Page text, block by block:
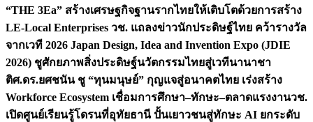
“THE 3Ea” สร้างเศรษฐกิจฐานรากไทยให้เติบโตด้วยการสร้าง
LE-Local Enterprises วช. แถลงข่าวนักประดิษฐ์ไทย คว้ารางวัล
จากเวที 2026 Japan Design, Idea and Invention Expo (JDIE
2026) ชูศักยภาพสิ่งประดิษฐ์นวัตกรรมไทยสู่เวทีนานาชา
ติศ.ดร.ยศชนัน ชู “ทุนมนุษย์” กุญแจสู่อนาคตไทย เร่งสร้าง
Workforce Ecosystem เชื่อมการศึกษา–ทักษะ–ตลาดแรงงานวช.
เปิดศูนย์เรียนรู้โดรนที่อุทัยธานี ปั้นเยาวชนสู่ทักษะ AI ยกระดับ